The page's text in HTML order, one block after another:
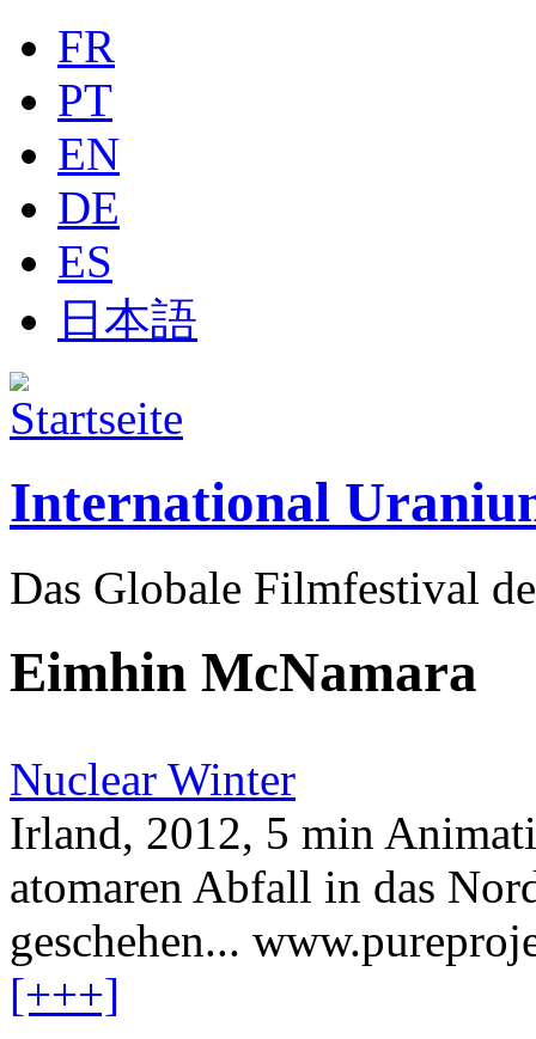
Jump to navigation
FR
PT
EN
DE
ES
日本語
International
Das Globale Filmfestival
Eimhin McNamara
Nuclear Winter
Irland, 2012, 5 min
atomaren Abfall in das
geschehen...
[+++]